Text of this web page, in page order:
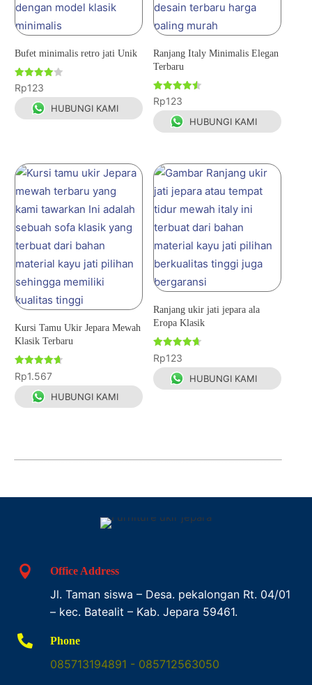
Bufet minimalis retro jati Unik
Dinilai
4.00
dari 5
Rp123
HUBUNGI KAMI
Ranjang Italy Minimalis Elegan
Terbaru
Dinilai
4.50
dari 5
Rp123
HUBUNGI KAMI
Kursi Tamu Ukir Jepara Mewah
Klasik Terbaru
Dinilai
4.67
dari 5
Rp1.567
HUBUNGI KAMI
Ranjang ukir jati jepara ala
Eropa Klasik
Dinilai
4.67
dari 5
Rp123
HUBUNGI KAMI
 Office Address
Jl. Taman siswa – Desa. pekalongan Rt. 04/01
– kec. Batealit – Kab. Jepara 59461.
 Phone
085713194891 - 085712563050